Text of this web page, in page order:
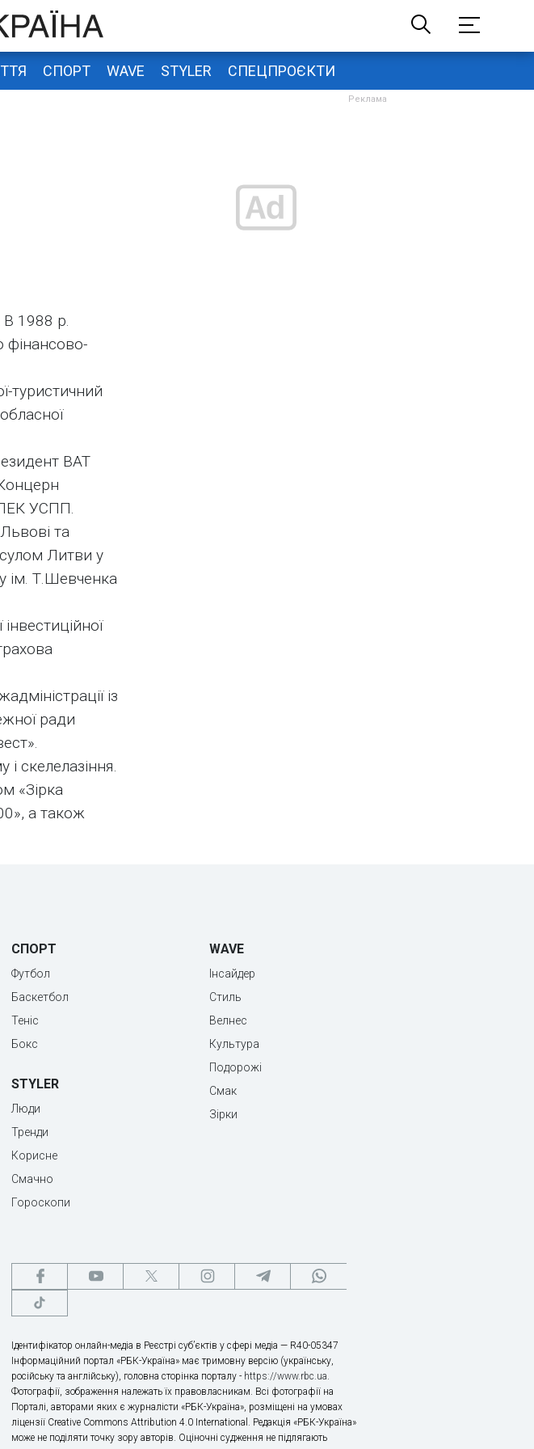
СПОРТ WAVE STYLER СПЕЦПРОЄКТИ
В 1988 р.
фінансово-
туристичний
ВАТ
ПЕК УСПП.
та
Литви у
ім. Т.Шевченка
із
ради
скелелазіння.
«Зірка
а також
СПОРТ
Футбол
Баскетбол
Теніс
Бокс
STYLER
Люди
Тренди
Корисне
Смачно
Гороскопи
WAVE
Інсайдер
Стиль
Велнес
Культура
Подорожі
Смак
Зірки
Ідентифікатор онлайн-медіа в Реєстрі суб’єктів у сфері медіа — R40-05347
Інформаційний портал «РБК-Україна» має тримовну версію (українську,
російську та англійську), головна сторінка порталу - https://www.rbc.ua.
Фотографії, зображення належать їх правовласникам. Всі фотографії на
Порталі, авторами яких є журналісти «РБК-Україна», розміщені на умовах
ліцензії Creative Commons Attribution 4.0 International. Редакція «РБК-Україна»
може не поділяти точку зору авторів. Оціночні судження не підлягають